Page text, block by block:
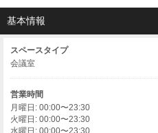
基本情報
スペースタイプ
会議室
営業時間
月曜日: 00:00〜23:30
火曜日: 00:00〜23:30
水曜日: 00:00〜23:30